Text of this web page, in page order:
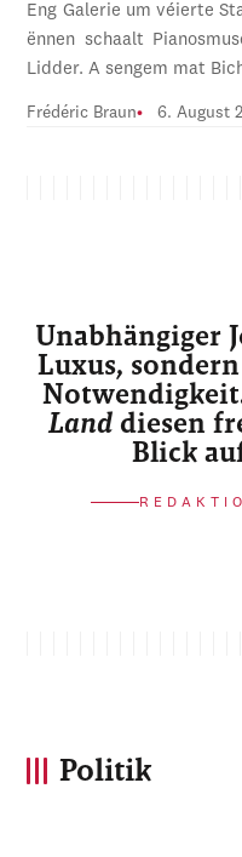
Eng Galerie um véierte
ënnen schaalt
Lidder. A sengem mat
Frédéric Braun 6. August
Unabhängiger
Luxus,
Land diesen
Blick
Politik